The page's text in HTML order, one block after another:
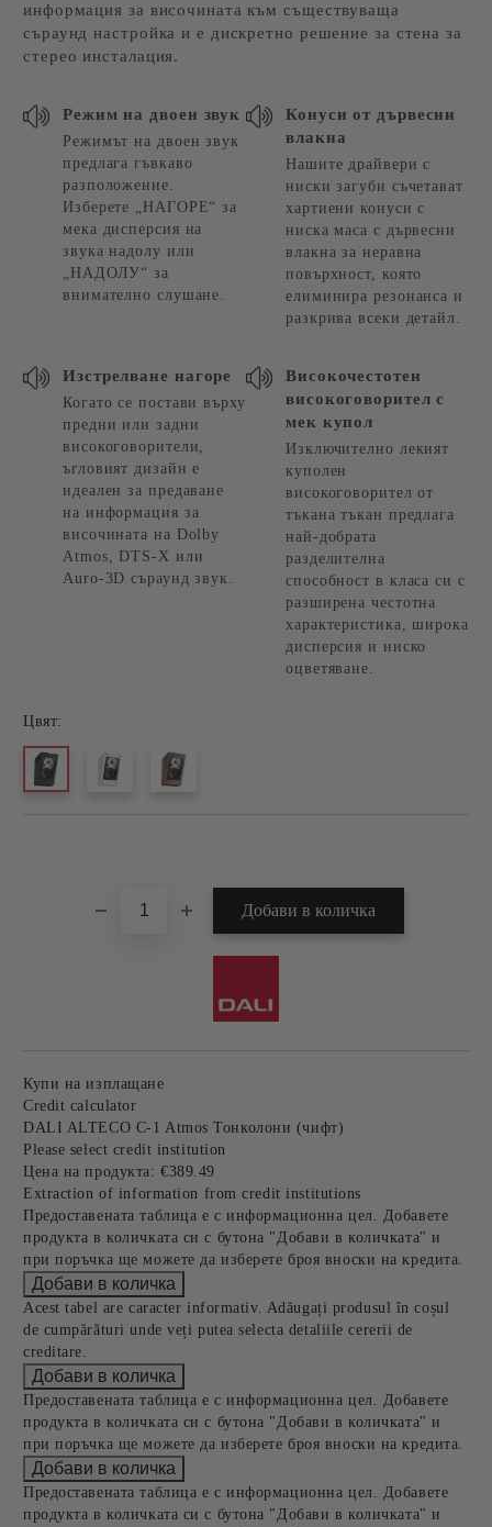
информация за височината към съществуваща
съраунд настройка и е дискретно решение за стена за
стерео инсталация.
Режим на двоен звук
Режимът на двоен звук
предлага гъвкаво
разположение.
Изберете „НАГОРЕ“ за
мека дисперсия на
звука надолу или
„НАДОЛУ“ за
внимателно слушане.
Конуси от дървесни
влакна
Нашите драйвери с
ниски загуби съчетават
хартиени конуси с
ниска маса с дървесни
влакна за неравна
повърхност, която
елиминира резонанса и
разкрива всеки детайл.
Изстрелване нагоре
Когато се постави върху
предни или задни
високоговорители,
ъгловият дизайн е
идеален за предаване
на информация за
височината на Dolby
Atmos, DTS-X или
Auro-3D съраунд звук.
Високочестотен
високоговорител с
мек купол
Изключително лекият
куполен
високоговорител от
тъкана тъкан предлага
най-добрата
разделителна
способност в класа си с
разширена честотна
характеристика, широка
дисперсия и ниско
оцветяване.
Цвят:
Купи на изплащане
Credit calculator
DALI ALTECO C-1 Atmos Тонколони (чифт)
Please select credit institution
Цена на продукта: €389.49
Extraction of information from credit institutions
Предоставената таблица е с информационна цел. Добавете
продукта в количката си с бутона "Добави в количката" и
при поръчка ще можете да изберете броя вноски на кредита.
Acest tabel are caracter informativ. Adăugați produsul în coșul
de cumpărături unde veți putea selecta detaliile cererii de
creditare.
Предоставената таблица е с информационна цел. Добавете
продукта в количката си с бутона "Добави в количката" и
при поръчка ще можете да изберете броя вноски на кредита.
Предоставената таблица е с информационна цел. Добавете
продукта в количката си с бутона "Добави в количката" и